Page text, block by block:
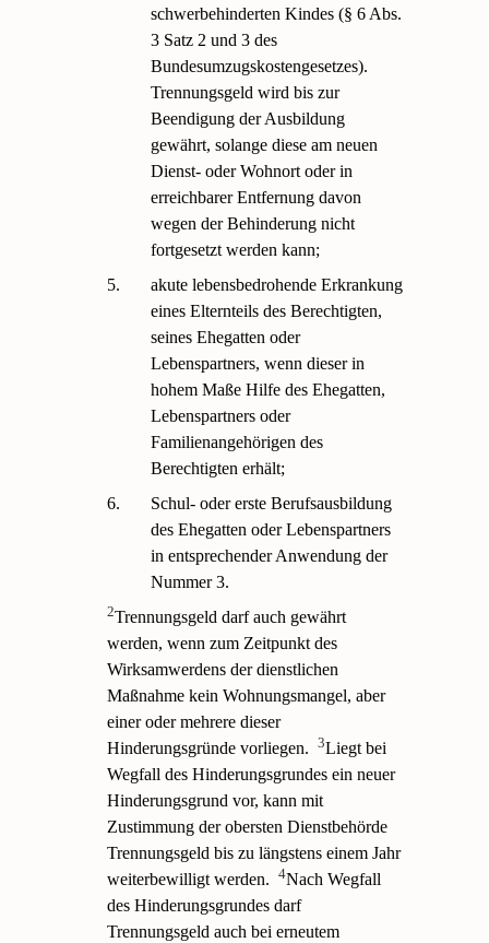
schwerbehinderten Kindes (§ 6 Abs.
3 Satz 2 und 3 des
Bundesumzugskostengesetzes).
Trennungsgeld wird bis zur
Beendigung der Ausbildung
gewährt, solange diese am neuen
Dienst- oder Wohnort oder in
erreichbarer Entfernung davon
wegen der Behinderung nicht
fortgesetzt werden kann;
5.
akute lebensbedrohende Erkrankung
eines Elternteils des Berechtigten,
seines Ehegatten oder
Lebenspartners, wenn dieser in
hohem Maße Hilfe des Ehegatten,
Lebenspartners oder
Familienangehörigen des
Berechtigten erhält;
6.
Schul- oder erste Berufsausbildung
des Ehegatten oder Lebenspartners
in entsprechender Anwendung der
Nummer 3.
2Trennungsgeld darf auch gewährt
werden, wenn zum Zeitpunkt des
Wirksamwerdens der dienstlichen
Maßnahme kein Wohnungsmangel, aber
einer oder mehrere dieser
Hinderungsgründe vorliegen.
3Liegt bei
Wegfall des Hinderungsgrundes ein neuer
Hinderungsgrund vor, kann mit
Zustimmung der obersten Dienstbehörde
Trennungsgeld bis zu längstens einem Jahr
weiterbewilligt werden.
4Nach Wegfall
des Hinderungsgrundes darf
Trennungsgeld auch bei erneutem